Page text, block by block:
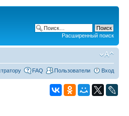
Расширенный поиск
FAQ Пользователи Вход